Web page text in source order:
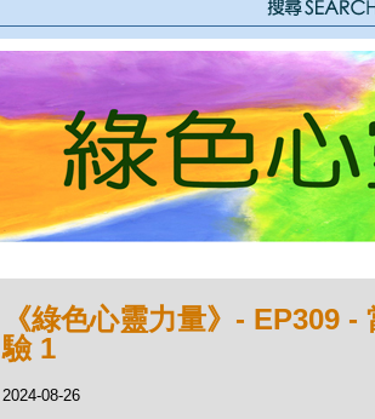
《綠色心靈力量》- EP309
驗 1
2024-08-26